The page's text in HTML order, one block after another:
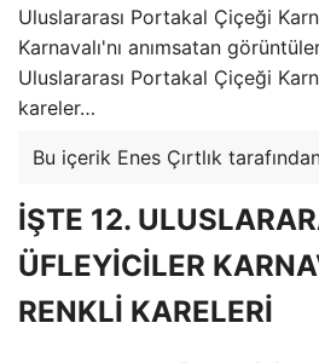
Uluslararası Portakal Çiçeği
Karnavalı'nı anımsatan
Uluslararası Portakal Çiçeği
kareler…
Bu içerik Enes Çırtlık
İŞTE 12.
ÜFLEYİCİLER
RENKLİ KARELERİ